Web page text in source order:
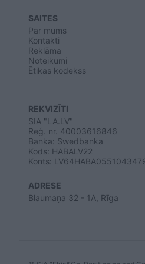
SAITES
Par mums
Kontakti
Reklāma
Noteikumi
Ētikas kodekss
REKVIZĪTI
SIA "LA.LV"
Reģ. nr. 40003616846
Banka: Swedbanka
Kods: HABALV22
Konts:
ADRESE
Blaumaņa 32 - 1A, Rīga